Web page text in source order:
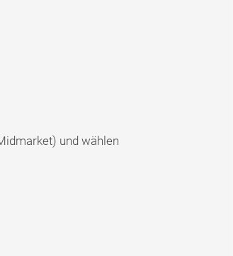
und wählen